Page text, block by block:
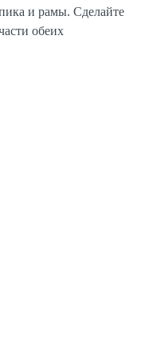
и рамы. Сделайте
обеих